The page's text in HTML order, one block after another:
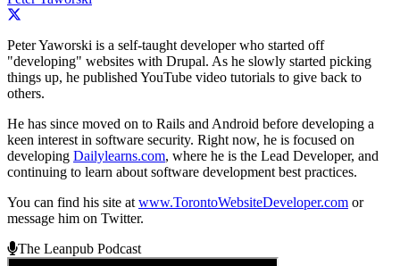
Peter Yaworski is a self-taught developer who started off
"developing" websites with Drupal. As he slowly started picking
things up, he published YouTube video tutorials to give back to
others.
He has since moved on to Rails and Android before developing a
keen interest in software security. Right now, he is focused on
developing Dailylearns.com, where he is the Lead Developer, and
continuing to learn about software development best practices.
You can find his site at www.TorontoWebsiteDeveloper.com or
message him on Twitter.
The Leanpub Podcast